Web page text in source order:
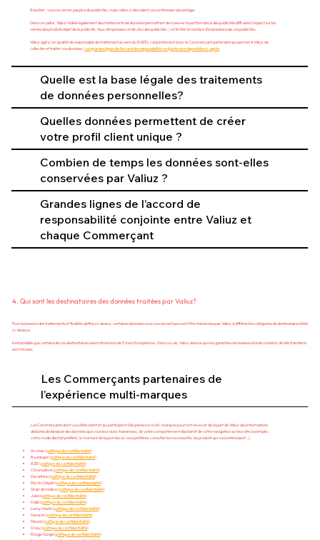
Résultat : vous ne verrez pas plus de publicités, mais celles-ci devraient vous intéresser davantage.
Dans ce cadre, Valiuz réalise également des traitements de données permettant de mesurer la performance des publicités diffusées (impact sur les
ventes des produits objet de la publicité, taux d’impression et de clics des publicités…) et limiter le nombre d’impressions de ces publicités.
Valiuz agit ici en qualité de responsable de traitement au sens du RGPD, conjointement avec le Commerçant partenaire qui permet à Valiuz de
collecter et traiter vos données. Les grandes lignes de l’accord de responsabilité conjointe sont disponibles ci-après
Quelle est la base légale des traitements
de données personnelles?
Quelles données permettent de créer
votre profil client unique ?
Combien de temps les données sont-elles
conservées par Valiuz ?
Grandes lignes de l’accord de
responsabilité conjointe entre Valiuz et
chaque Commerçant
4. Qui sont les destinataires des données traitées par Valiuz?
Pour les besoins des traitements et finalités définis ci-dessus, certaines données vous concernant peuvent être transmises par Valiuz à différentes catégories de destinataires listés
ci-dessous.
Il est possible que certains de ces destinataires soient situés hors de l’Union Européenne. Dans ce cas, Valiuz s’assure que les garanties nécessaires à la sécurisation de tels transferts
sont réunies.
Les Commerçants partenaires de
l’expérience multi-marques
Les Commerçants dont vous êtes client et qui participent à l’expérience multi-marques pourront recevoir de la part de Valiuz des informations
déduites de l’analyse des données que vous leur avez transmises, de votre comportement d’achat et de votre navigation sur leur site (exemple :
votre mode d’achat préféré, le moment de la journée où vous préférez consulter les nouveautés, les produits qui vous intéressent…).
Auchan (politique de confidentialité)
Boulanger (politique de confidentialité)
BZB (politique de confidentialité)
Chronodrive (politique de confidentialité)
Decathlon (politique de confidentialité)
Electro Dépôt (politique de confidentialité)
Grain de Malice (politique de confidentialité)
Jules (politique de confidentialité)
Kiabi (politique de confidentialité)
Leroy Merlin (politique de confidentialité)
Norauto (politique de confidentialité)
Nhood (politique de confidentialité)
Oney (politique de confidentialité)
Rouge Gorge (politique de confidentialité)